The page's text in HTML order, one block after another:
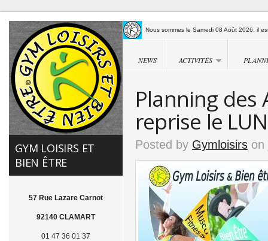
Nous sommes le Samedi 08 Août 2026, il
NEWS ACTIVITÉS
Planning des
reprise le
Posted by Gymloisirs on
GYM LOISIRS ET
BIEN ÊTRE
57 Rue Lazare Carnot
92140 CLAMART
01 47 36 01 37